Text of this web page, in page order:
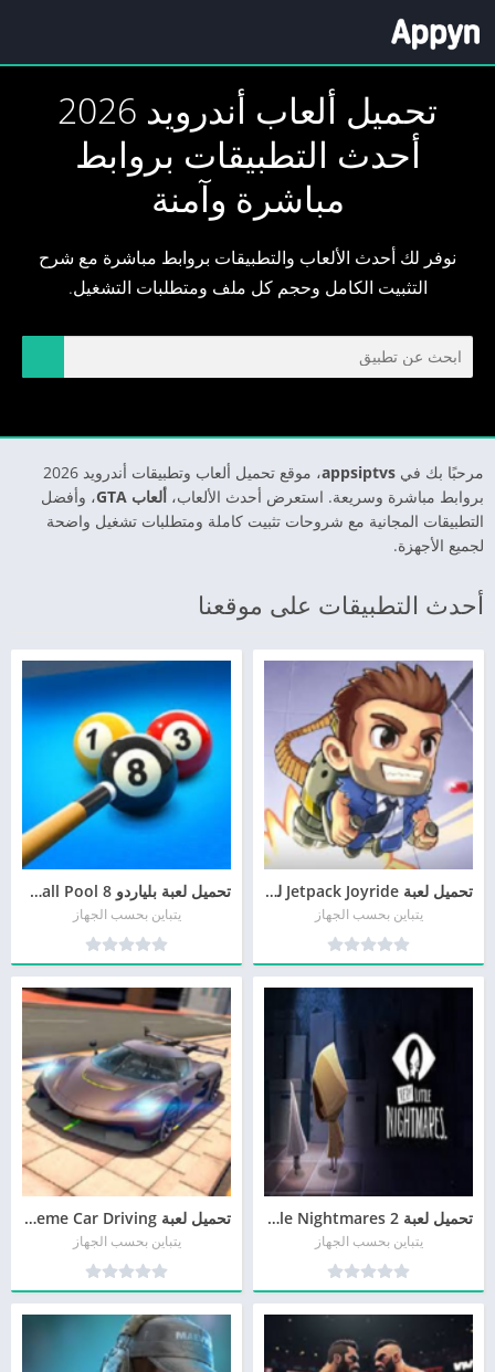
تحميل ألعاب أندرويد 2026
أحدث التطبيقات بروابط
مباشرة وآمنة
نوفر لك أحدث الألعاب والتطبيقات بروابط مباشرة مع شرح
التثبيت الكامل وحجم كل ملف ومتطلبات التشغيل.
مرحبًا بك في appsiptvs
، موقع تحميل ألعاب وتطبيقات أندرويد 2026
بروابط مباشرة وسريعة. استعرض أحدث الألعاب، ألعاب GTA
، وأفضل
التطبيقات المجانية مع شروحات تثبيت كاملة ومتطلبات تشغيل واضحة
لجميع الأجهزة.
أحدث التطبيقات على موقعنا
تحميل لعبة Jetpack Joyride للأندرويد APK مجاناً
يتباين بحسب الجهاز
تحميل لعبة بلياردو 8 Ball Pool أخر إصدار
يتباين بحسب الجهاز
تحميل لعبة Little Nightmares 2 أخر إصدار
يتباين بحسب الجهاز
تحميل لعبة Extreme Car Driving مهكرة أحدث إصدار
يتباين بحسب الجهاز